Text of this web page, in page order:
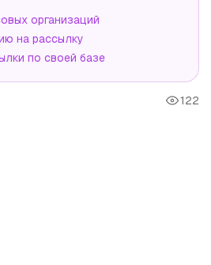
организаций
на рассылку
по своей базе
122